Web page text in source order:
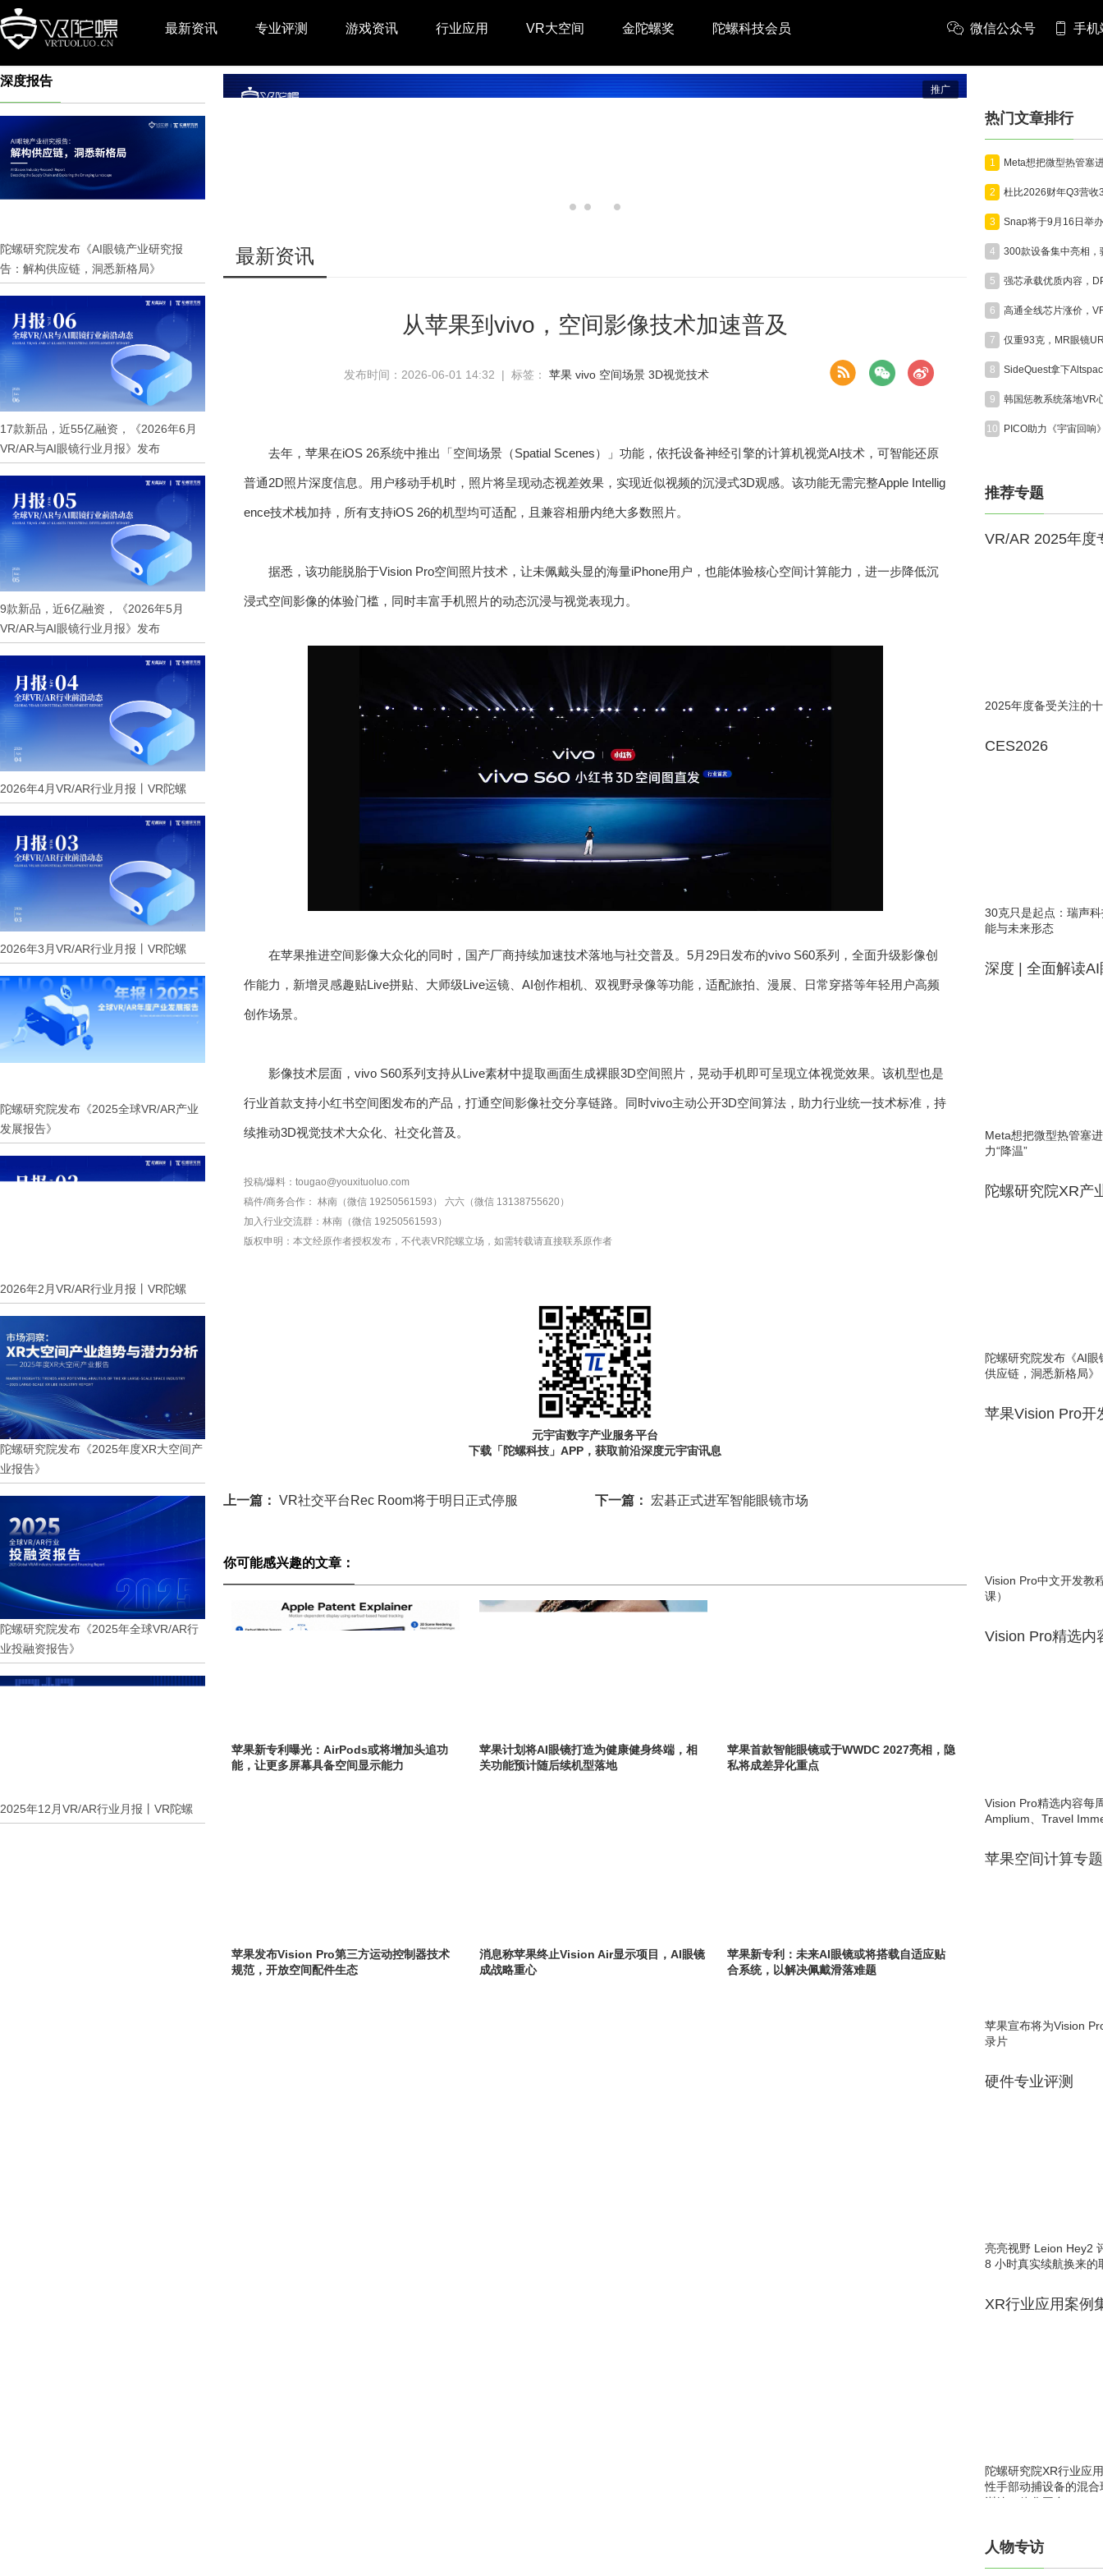
最新资讯 专业评测 游戏资讯 行业应用 VR大空间 金陀螺奖 陀螺科技会员 微信公众号 手机
深度报告
陀螺研究院发布《AI眼镜产业研究报
告：解构供应链，洞悉新格局》
17款新品，近55亿融资，《2026年6月
VR/AR与AI眼镜行业月报》发布
9款新品，近6亿融资，《2026年5月
VR/AR与AI眼镜行业月报》发布
2026年4月VR/AR行业月报丨VR陀螺
2026年3月VR/AR行业月报丨VR陀螺
陀螺研究院发布《2025全球VR/AR产业
发展报告》
2026年2月VR/AR行业月报丨VR陀螺
陀螺研究院发布《2025年度XR大空间产
业报告》
陀螺研究院发布《2025年全球VR/AR行
业投融资报告》
2025年12月VR/AR行业月报丨VR陀螺
推广
最新资讯
从苹果到vivo，空间影像技术加速普及
发布时间：2026-06-01 14:32 | 标签： 苹果 vivo 空间场景 3D视觉技术
去年，苹果在iOS 26系统中推出「空间场景（Spatial Scenes）」功能，依托设备神经引擎的计算机视觉AI技术，可智能还原
普通2D照片深度信息。用户移动手机时，照片将呈现动态视差效果，实现近似视频的沉浸式3D观感。该功能无需完整Apple Intellig
ence技术栈加持，所有支持iOS 26的机型均可适配，且兼容相册内绝大多数照片。
据悉，该功能脱胎于Vision Pro空间照片技术，让未佩戴头显的海量iPhone用户，也能体验核心空间计算能力，进一步降低沉
浸式空间影像的体验门槛，同时丰富手机照片的动态沉浸与视觉表现力。
在苹果推进空间影像大众化的同时，国产厂商持续加速技术落地与社交普及。5月29日发布的vivo S60系列，全面升级影像创
作能力，新增灵感趣贴Live拼贴、大师级Live运镜、AI创作相机、双视野录像等功能，适配旅拍、漫展、日常穿搭等年轻用户高频
创作场景。
影像技术层面，vivo S60系列支持从Live素材中提取画面生成裸眼3D空间照片，晃动手机即可呈现立体视觉效果。该机型也是
行业首款支持小红书空间图发布的产品，打通空间影像社交分享链路。同时vivo主动公开3D空间算法，助力行业统一技术标准，持
续推动3D视觉技术大众化、社交化普及。
投稿/爆料：tougao@youxituoluo.com
稿件/商务合作： 林南（微信 19250561593）
六六（微信 13138755620）
加入行业交流群： 林南（微信 19250561593）
版权申明：本文经原作者授权发布，不代表VR陀螺立场，如需转载请直接联系原作者
元宇宙数字产业服务平台
下载「陀螺科技」APP，获取前沿深度元宇宙讯息
上一篇： VR社交平台Rec Room将于明日正式停服 下一篇： 宏碁正式进军智能眼镜市场
你可能感兴趣的文章：
苹果新专利曝光：AirPods或将增加头追功
能，让更多屏幕具备空间显示能力
苹果计划将AI眼镜打造为健康健身终端，相
关功能预计随后续机型落地
苹果首款智能眼镜或于WWDC 2027亮相，隐
私将成差异化重点
苹果发布Vision Pro第三方运动控制器技术
规范，开放空间配件生态
消息称苹果终止Vision Air显示项目，AI眼镜
成战略重心
苹果新专利：未来AI眼镜或将搭载自适应贴
合系统，以解决佩戴滑落难题
热门文章排行
1
2
3
4
5
6
7
8
9
10
推荐专题
VR/AR 2025年度
2025年度备受关注的
CES2026
30克只是起点：瑞声
能与未来形态
深度 | 全面解读AI
Meta想把微型热管塞
力“降温”
陀螺研究院XR产
陀螺研究院发布《AI
供应链，洞悉新格局》
苹果Vision Pro开
Vision Pro中文开发教
课）
Vision Pro精选内
Vision Pro精选内容每
Amplium、Travel
苹果空间计算专题
苹果宣布将为Vision
录片
硬件专业评测
亮亮视野 Leion Hey2
8 小时真实续航换来的
XR行业应用案例
陀螺研究院XR行业应
性手部动捕设备的混
训练一体化平台
人物专访